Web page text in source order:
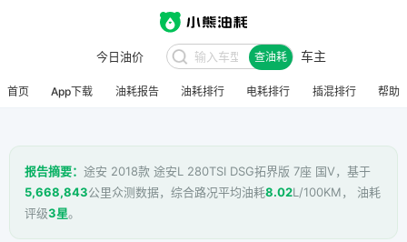
今日油价 查油耗 车主
首页 App下载 油耗报告 油耗排行 电耗排行 插混排行 帮助
报告摘要： 途安 2018款 途安L 280TSI DSG拓界版 7座 国V，基于
5,668,843公里众测数据，综合路况平均油耗8.02L/100KM， 油耗
评级3星。